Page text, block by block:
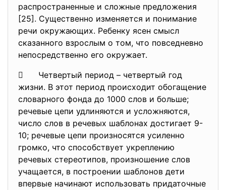
распространенные и сложные предложения
[25]. Существенно изменяется и понимание
речи окружающих. Ребенку ясен смысл
сказанного взрослым о том, что повседневно
непосредственно его окружает.
 Четвертый период – четвертый год
жизни. В этот период происходит обогащение
словарного фонда до 1000 слов и больше;
речевые цепи удлиняются и усложняются,
число слов в речевых шаблонах достигает 9-
10; речевые цепи произносятся усиленно
громко, что способствует укреплению
речевых стереотипов, произношение слов
учащается, в построении шаблонов дети
впервые начинают использовать придаточные